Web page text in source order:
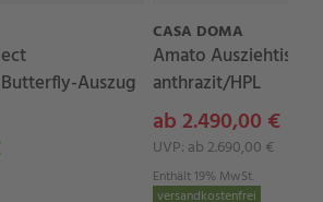
Auszug
CASA DOMA
Amato Ausziehtisch,
anthrazit/HPL
ab 2.490,00 €
UVP: ab 2.690,00 €
Enthält 19% MwSt.
versandkostenfrei